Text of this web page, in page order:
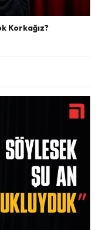
Korkağız?